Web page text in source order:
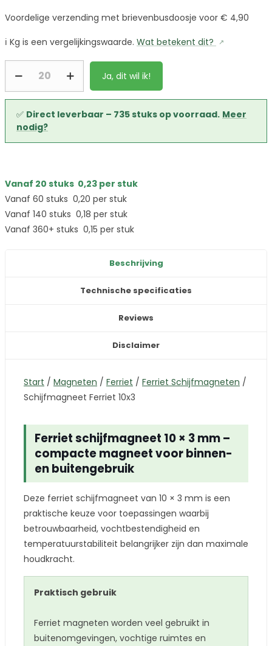
Voordelige verzending met brievenbusdoosje voor € 4,90
ℹ️ Kg is een vergelijkingswaarde. Wat betekent dit?
Ja, dit wil ik!
✅ Direct leverbaar – 735 stuks op voorraad. Meer
nodig?
Vanaf 20 stuks 0,23 per stuk
Vanaf 60 stuks 0,20 per stuk
Vanaf 140 stuks 0,18 per stuk
Vanaf 360+ stuks 0,15 per stuk
Beschrijving
Technische specificaties
Reviews
Disclaimer
Start / Magneten / Ferriet / Ferriet Schijfmagneten /
Schijfmagneet Ferriet 10x3
Ferriet schijfmagneet 10 × 3 mm –
compacte magneet voor binnen-
en buitengebruik
Deze ferriet schijfmagneet van 10 × 3 mm is een
praktische keuze voor toepassingen waarbij
betrouwbaarheid, vochtbestendigheid en
temperatuurstabiliteit belangrijker zijn dan maximale
houdkracht.
Praktisch gebruik
Ferriet magneten worden veel gebruikt in
buitenomgevingen, vochtige ruimtes en